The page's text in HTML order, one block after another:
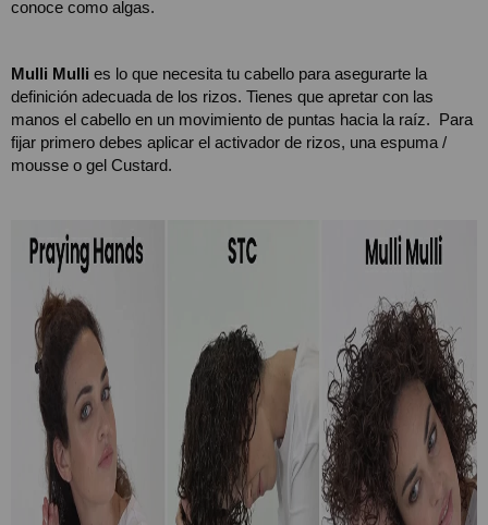
conoce como algas.
Mulli Mulli es lo que necesita tu cabello para asegurarte la
definición adecuada de los rizos. Tienes que apretar con las
manos el cabello en un movimiento de puntas hacia la raíz.  Para
fijar primero debes aplicar el activador de rizos, una espuma /
mousse o gel Custard.